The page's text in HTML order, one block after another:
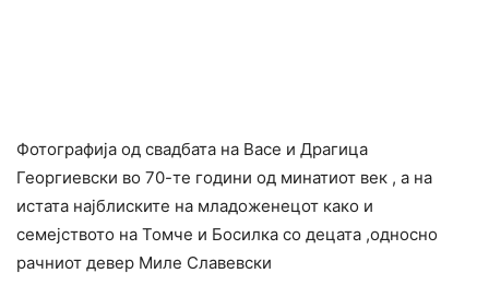
Фотографија од свадбата на Васе и Драгица
Георгиевски во 70-те години од минатиот век , а на
истата најблиските на младоженецот како и
семејството на Томче и Босилка со децата ,односно
рачниот девер Миле Славевски